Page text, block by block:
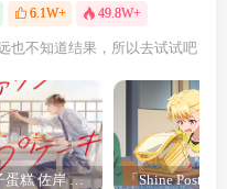
6.1W+ 49.8W+
也不知道结果，所以去试试吧
经典杯子蛋糕 佐岸 漫画「经典杯子蛋糕」宣布真人日剧化